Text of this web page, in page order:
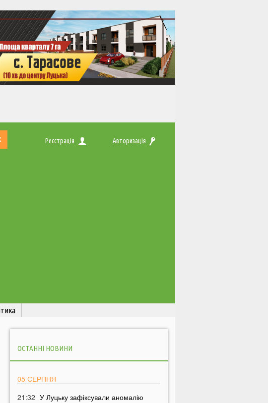
Реєстрація Авторизація
ОСТАННІ НОВИНИ
05 СЕРПНЯ
21:32 У Луцьку зафіксували аномалію